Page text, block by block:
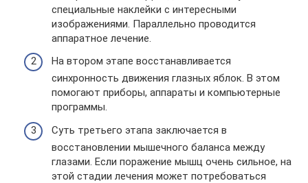
специальные наклейки с интересными
изображениями. Параллельно проводится
аппаратное лечение.
На втором этапе восстанавливается
синхронность движения глазных яблок. В этом
помогают приборы, аппараты и компьютерные
программы.
Суть третьего этапа заключается в
восстановлении мышечного баланса между
глазами. Если поражение мышц очень сильное, на
этой стадии лечения может потребоваться